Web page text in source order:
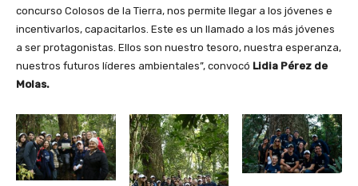
concurso Colosos de la Tierra, nos permite llegar a los jóvenes e
incentivarlos, capacitarlos. Este es un llamado a los más jóvenes
a ser protagonistas. Ellos son nuestro tesoro, nuestra esperanza,
nuestros futuros líderes ambientales”, convocó Lidia Pérez de
Molas.